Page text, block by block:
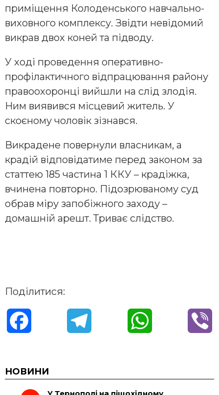
приміщення Колоденського навчально-
виховного комплексу. Звідти невідомий
викрав двох коней та підводу.
У ході проведення оперативно-
профілактичного відпрацювання району
правоохоронці вийшли на слід злодія.
Ним виявився місцевий житель. У
скоєному чоловік зізнався.
Викрадене повернули власникам, а
крадій відповідатиме перед законом за
статтею 185 частина 1 ККУ – крадіжка,
вчинена повторно. Підозрюваному суд
обрав міру запобіжного заходу –
домашній арешт. Триває слідство.
Поділитися:
c
НОВИНИ